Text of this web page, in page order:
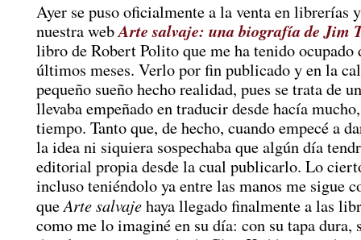
Ayer se puso oficialmente a la venta en librerías
nuestra webArte salvaje: una biografía de Jim
libro de Robert Polito que me ha tenido ocupado
últimos meses. Verlo por fin publicado y en la
pequeño sueño hecho realidad, pues se trata de
llevaba empeñado en traducir desde hacía
tiempo. Tanto que, de hecho, cuando empecé a
la idea ni siquiera sospechaba que algún día
editorial propia desde la cual publicarlo. Lo
incluso teniéndolo ya entre las manos me sigue
queArte salvajehaya llegado finalmente a las
como me lo imaginé en su día: con su tapa dura,